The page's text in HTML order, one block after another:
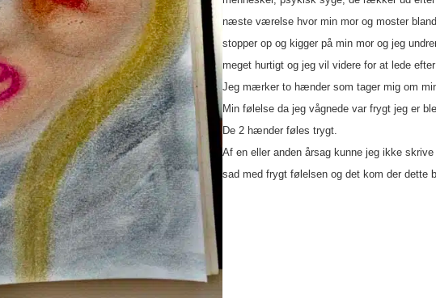
næste værelse hvor min mor og moster
stopper op og kigger på min mor og jeg
meget hurtigt og jeg vil videre for at lede
Jeg mærker to hænder som tager mig om
Min følelse da jeg vågnede var frygt jeg er
De 2 hænder føles trygt.
Af en eller anden årsag kunne jeg ikke
sad med frygt følelsen og det kom der dette